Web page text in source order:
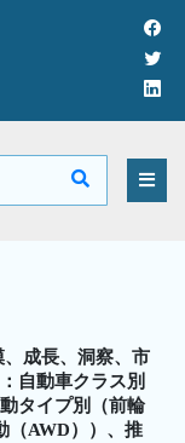
成長、洞察、市
自動車クラス別
タイプ別（前輪
（AWD））、推